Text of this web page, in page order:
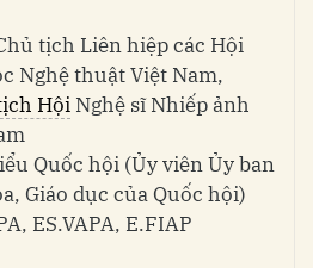
tịch Liên hiệp các Hội
Nghệ thuật Việt Nam,
HộiNghệ sĩ Nhiếp ảnh
Quốc hội (Ủy viên Ủy ban
Giáo dục của Quốc hội)
ES.VAPA, E.FIAP